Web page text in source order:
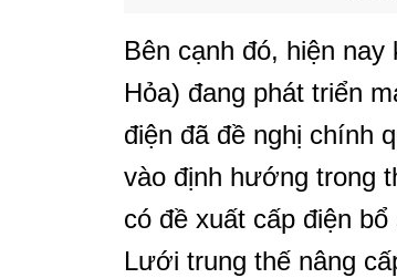
Bên cạnh đó, hiện
Hỏa) đang phát triển
điện đã đề nghị chính
vào định hướng trong
có đề xuất cấp điện
Lưới trung thế nâng